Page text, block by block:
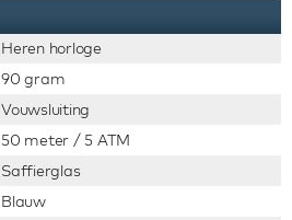
Heren horloge
90 gram
Vouwsluiting
50 meter / 5 ATM
Saffierglas
Blauw